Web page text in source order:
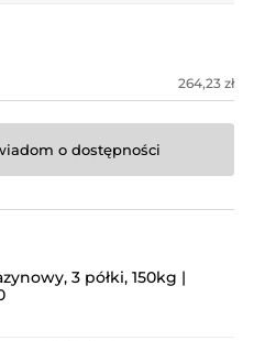
264,23 zł
o dostępności
3 półki, 150kg |